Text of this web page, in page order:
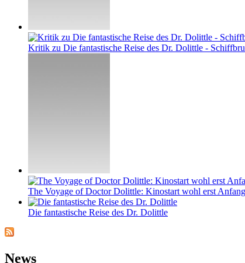
Kritik zu Die fantastische Reise des Dr. Dolittle -
The Voyage of Doctor Dolittle: Kinostart wohl erst
Die fantastische Reise des Dr. Dolittle
News